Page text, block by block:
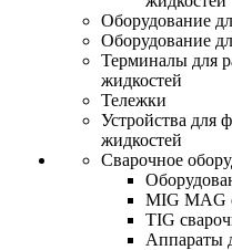
Оборудование
Оборудование
Терминалы для
жидкостей
Тележки
Устройства для
жидкостей
Сварочное
MIG MAG
TIG
Аппараты